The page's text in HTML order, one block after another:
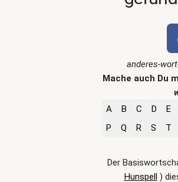
anderes-
Mache auch Du
A
B C D E
P
Q R S T
Der
Hunspell)